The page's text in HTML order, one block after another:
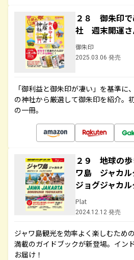
２８ 御朱印
社 週末開運
御朱印
2025.03.06 発売
「御利益と御朱印が凄い」を基準に
の神社から厳選して御朱印を紹介。
の一冊。
２９ 地球の
ワ島 ジャカ
ジョグジャカル
Plat
2024.12.12 発売
ジャワ島観光を効率よく楽しむため
満載のガイドブックが新登場。イン
お届け！